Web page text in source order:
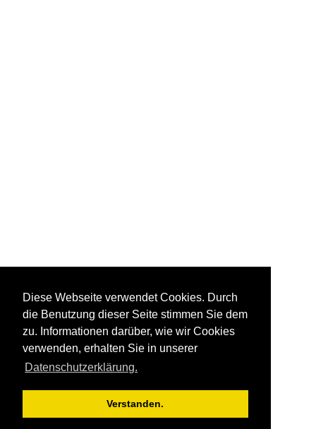
Diese Webseite verwendet Cookies. Durch
die Benutzung dieser Seite stimmen Sie dem
zu. Informationen darüber, wie wir Cookies
verwenden, erhalten Sie in unserer
Datenschutzerklärung.
Verstanden.